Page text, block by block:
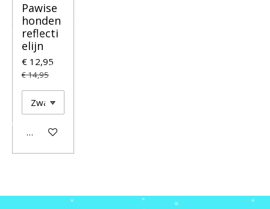
Pawise
honden
reflecti
elijn
€ 12,95
€ 14,95
In winkelwagen